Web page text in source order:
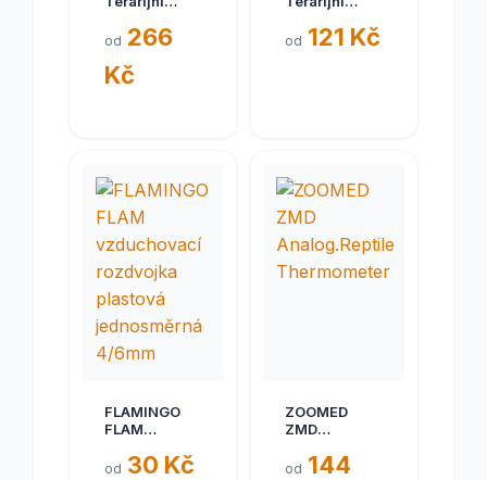
vodu M,
od 266
Kč
krmivo XS,
od 121 Kč
FLAMINGO
FLAM
rozdvojka
od 30 Kč
ZOOMED
ZMD
Thermometer
od 144